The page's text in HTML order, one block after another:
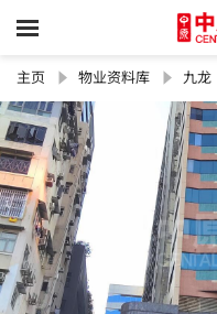
主页 物业资料库 九龙